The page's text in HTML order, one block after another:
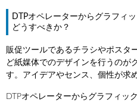
DTPオペレーターからグラフィ
どうすべきか？
販促ツールであるチラシやポスタ
ど紙媒体でのデザインを行うのが
す。アイデアやセンス、個性が求
DTPオペレーターからグラフィッ